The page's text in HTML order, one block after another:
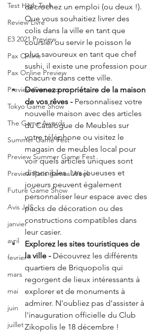
Test High Tech
Review Livre
E3 2021 Preview
Pax Online
Pax Online Preview
Preview Gamescom
Tokyo Game Show
The Game Awards
Summer Game Fest
Preview Summer Game Fest
Preview Paris games Week
Future Game Show
Avis JdS
janvier
avril
fevrier
mars
mai
juin
juillet
décrochez un emploi (ou deux !).
Que vous souhaitiez livrer des
colis dans la ville en tant que
coursier ou servir le poisson le
plus savoureux en tant que chef
sushi, il existe une profession pour
chacun·e dans cette ville.
Devenez propriétaire de la maison
de vos rêves - Personnalisez votre
nouvelle maison avec des articles
du Catalogue de Meubles sur
votre téléphone ou visitez le
magasin de meubles local pour
voir quels articles uniques sont
disponibles. Les joueuses et
joueurs peuvent également
personnaliser leur espace avec des
packs de décoration ou des
constructions compatibles dans
leur casier.
Explorez les sites touristiques de
la ville - Découvrez les différents
quartiers de Briquopolis qui
regorgent de lieux intéressants à
explorer et de monuments à
admirer. N'oubliez pas d'assister à
l'inauguration officielle du Club
Zikopolis le 18 décembre !